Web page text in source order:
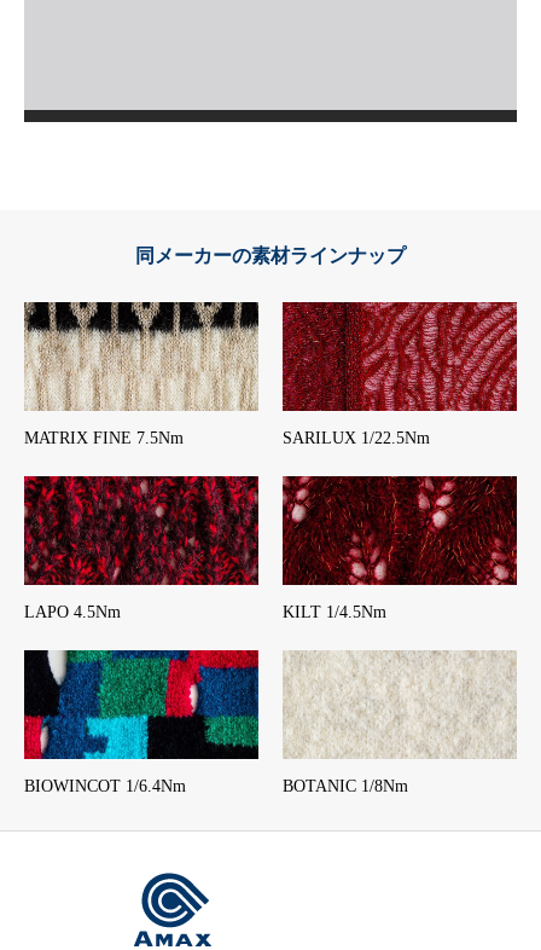
同メーカーの素材ラインナップ
MATRIX FINE 7.5Nm SARILUX 1/22.5Nm
LAPO 4.5Nm KILT 1/4.5Nm
BIOWINCOT 1/6.4Nm BOTANIC 1/8Nm